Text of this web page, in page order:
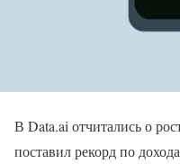
В Data.ai отчитались о
поставил рекорд по